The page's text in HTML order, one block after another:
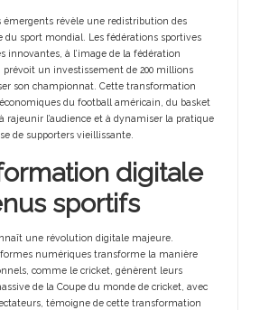
émergents révèle une redistribution des
du sport mondial. Les fédérations sportives
innovantes, à l’image de la fédération
prévoit un investissement de 200 millions
son championnat. Cette transformation
économiques du football américain, du basket
rajeunir l’audience et à dynamiser la pratique
de supporters vieillissante.
digitale
sportifs
une révolution digitale majeure.
numériques transforme la manière
comme le cricket, génèrent leurs
de la Coupe du monde de cricket, avec
témoigne de cette transformation